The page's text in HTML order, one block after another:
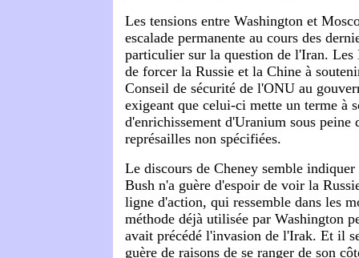
Les tensions entre Washington et
escalade permanente au cours des
particulier sur la question de l'Iran. Les
de forcer la Russie et la Chine à
Conseil de sécurité de l'ONU au
exigeant que celui-ci mette un terme à
d'enrichissement d'Uranium sous peine
représailles non spécifiées.
Le discours de Cheney semble
Bush n'a guère d'espoir de voir la
ligne d'action, qui ressemble dans les
méthode déjà utilisée par Washington
avait précédé l'invasion de l'Irak. Et il
guère de raisons de se ranger de son